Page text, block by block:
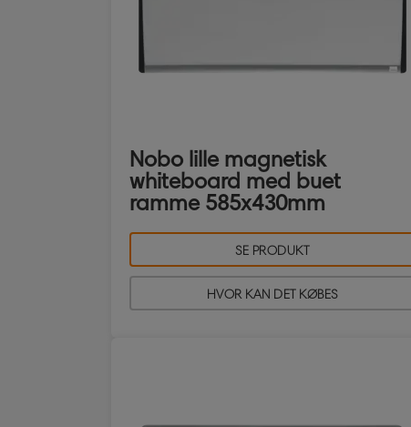
Nobo lille magnetisk
whiteboard med buet
ramme 585x430mm
SE PRODUKT
HVOR KAN DET KØBES